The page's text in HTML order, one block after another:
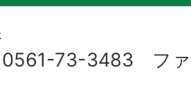
0561-73-3483 フ